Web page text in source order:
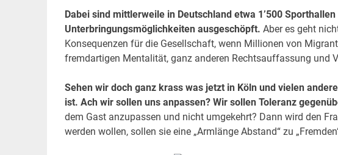
Dabei sind mittlerweile in Deutschland etwa 1’500
Unterbringungsmöglichkeiten ausgeschöpft. Aber es geht
Konsequenzen für die Gesellschaft, wenn Millionen von
fremdartigen Mentalität, ganz anderen Rechtsauffassung und
Sehen wir doch ganz krass was jetzt in Köln und vielen
ist. Ach wir sollen uns anpassen? Wir sollen Toleranz
dem Gast anzupassen und nicht umgekehrt? Dann wird den
werden wollen, sollen sie eine „Armlänge Abstand“ zu